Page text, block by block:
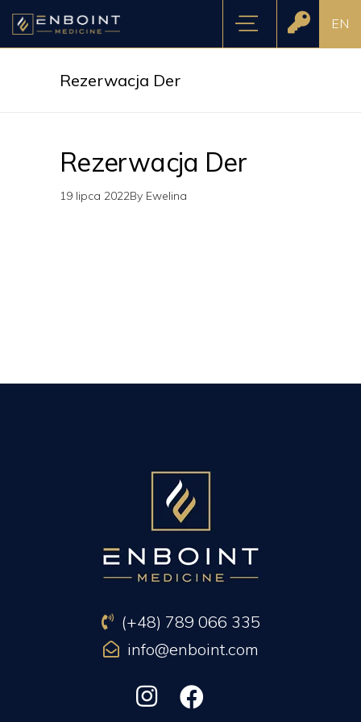
EN
Rezerwacja Der
Rezerwacja Der
19 lipca 2022By Ewelina
(+48) 789 066 335
info@enboint.com